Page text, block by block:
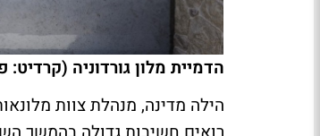
הדמיית מלון גורדוניה (קרדיט:
הילה מדינה, מנהלת צוות